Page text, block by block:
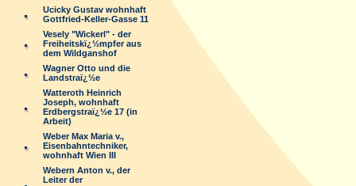
Ucicky Gustav wohnhaft
Gottfried-Keller-Gasse 11
Vesely "Wickerl" - der
Freiheitskï¿½mpfer aus
dem Wildganshof
Wagner Otto und die
Landstraï¿½e
Watteroth Heinrich
Joseph, wohnhaft
Erdbergstraï¿½e 17 (in
Arbeit)
Weber Max Maria v.,
Eisenbahntechniker,
wohnhaft Wien III
Webern Anton v., der
Leiter der